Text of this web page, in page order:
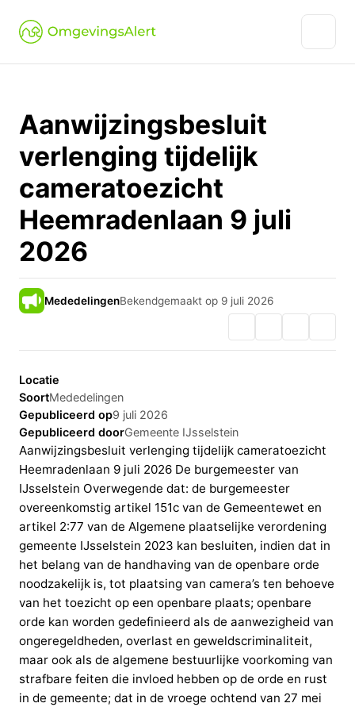
Aanwijzingsbesluit
verlenging tijdelijk
cameratoezicht
Heemradenlaan 9 juli
2026
MededelingenBekendgemaakt op 9 juli 2026
Locatie
SoortMededelingen
Gepubliceerd op9 juli 2026
Gepubliceerd doorGemeente IJsselstein
Aanwijzingsbesluit verlenging tijdelijk cameratoezicht
Heemradenlaan 9 juli 2026 De burgemeester van
IJsselstein Overwegende dat: de burgemeester
overeenkomstig artikel 151c van de Gemeentewet en
artikel 2:77 van de Algemene plaatselijke verordening
gemeente IJsselstein 2023 kan besluiten, indien dat in
het belang van de handhaving van de openbare orde
noodzakelijk is, tot plaatsing van camera’s ten behoeve
van het toezicht op een openbare plaats; openbare
orde kan worden gedefinieerd als de aanwezigheid van
ongeregeldheden, overlast en geweldscriminaliteit,
maar ook als de algemene bestuurlijke voorkoming van
strafbare feiten die invloed hebben op de orde en rust
in de gemeente; dat in de vroege ochtend van 27 mei